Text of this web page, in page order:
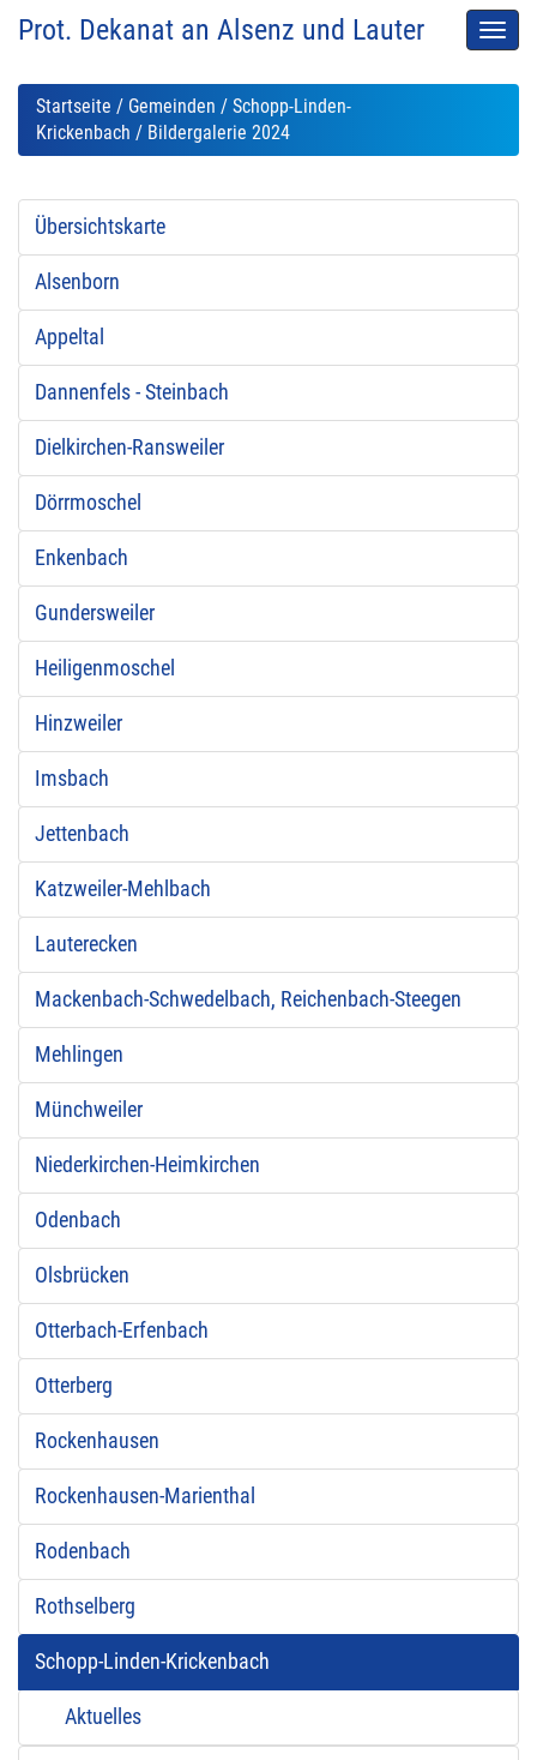
Prot. Dekanat an Alsenz und Lauter
Startseite / Gemeinden / Schopp-Linden-
Krickenbach / Bildergalerie 2024
Übersichtskarte
Alsenborn
Appeltal
Dannenfels - Steinbach
Dielkirchen-Ransweiler
Dörrmoschel
Enkenbach
Gundersweiler
Heiligenmoschel
Hinzweiler
Imsbach
Jettenbach
Katzweiler-Mehlbach
Lauterecken
Mackenbach-Schwedelbach, Reichenbach-Steegen
Mehlingen
Münchweiler
Niederkirchen-Heimkirchen
Odenbach
Olsbrücken
Otterbach-Erfenbach
Otterberg
Rockenhausen
Rockenhausen-Marienthal
Rodenbach
Rothselberg
Schopp-Linden-Krickenbach
Aktuelles